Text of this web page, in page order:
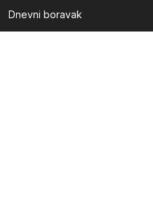
Dnevni boravak
Kuhinje po mjeri